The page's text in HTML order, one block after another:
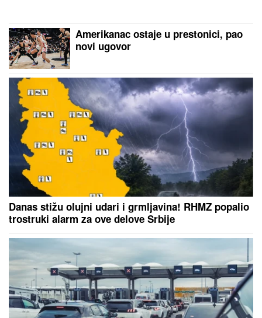
KONOBARA NA PRIMORJU, danas
su primer kako BRAK treba da
izgleda: "Ako vam muž brani da
napredujete, NIJE ZA VAS"
Oni su PREŠLI IGRICU i dobili titulu
NAJLUĐIH TURISTA leta! Na plaži u
komšiluku napravili PERFORMANS,
a zbog ovog muškarca ljudi trljaju
oči i ne veruju šta vide